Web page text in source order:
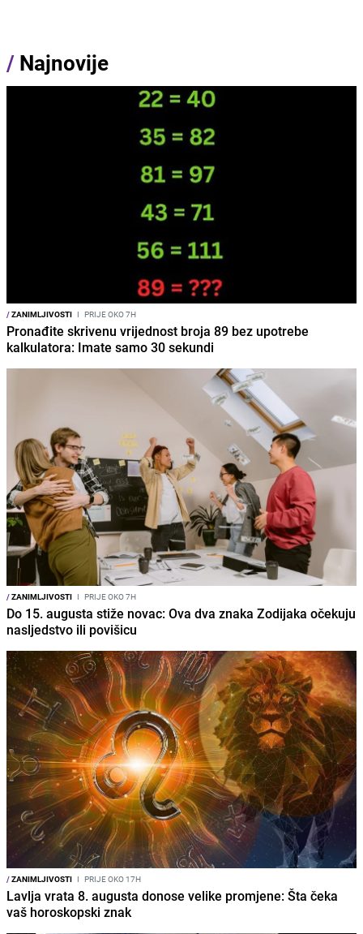
/ Najnovije
/ZANIMLJIVOSTI I PRIJE OKO 7H
Pronađite skrivenu vrijednost broja 89 bez upotrebe
kalkulatora: Imate samo 30 sekundi
/ZANIMLJIVOSTI I PRIJE OKO 7H
Do 15. augusta stiže novac: Ova dva znaka Zodijaka očekuju
nasljedstvo ili povišicu
/ZANIMLJIVOSTI I PRIJE OKO 17H
Lavlja vrata 8. augusta donose velike promjene: Šta čeka
vaš horoskopski znak